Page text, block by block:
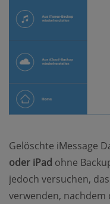
Gelöschte iMessage
oder iPad ohne
jedoch versuchen,
verwenden, nachdem